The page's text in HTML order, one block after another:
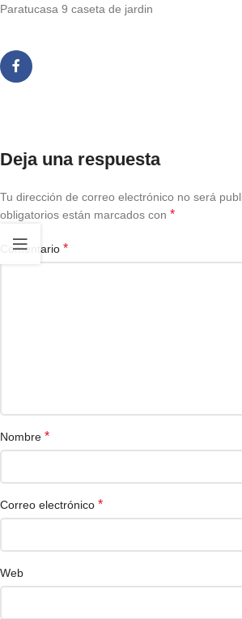
Paratucasa 9 caseta de jardin
Deja una respuesta
Tu dirección de correo electrónico no será
obligatorios están marcados con *
Comentario *
Nombre *
Correo electrónico *
Web